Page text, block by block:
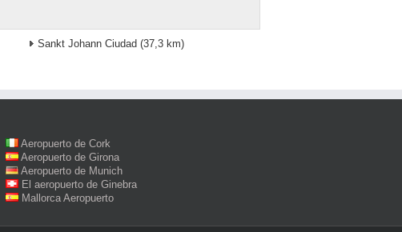
Sankt Johann Ciudad (37,3 km)
Aeropuerto de Cork
Aeropuerto de Girona
Aeropuerto de Munich
El aeropuerto de Ginebra
Mallorca Aeropuerto